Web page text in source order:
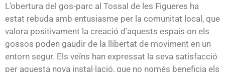
L’obertura del gos-parc al Tossal de les Figueres ha
estat rebuda amb entusiasme per la comunitat local, que
valora positivament la creació d’aquests espais on els
gossos poden gaudir de la llibertat de moviment en un
entorn segur. Els veïns han expressat la seva satisfacció
per aquesta nova instal·lació, que no només beneficia els